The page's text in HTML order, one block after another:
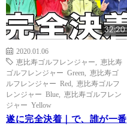
32:20
2020.01.06
恵比寿ゴルフレンジャー
恵比寿
ゴルフレンジャー Green
恵比寿ゴ
ルフレンジャー Red
恵比寿ゴルフ
レンジャー Blue
恵比寿ゴルフレン
ジャー Yellow
遂に完全決着｜で、誰が一番